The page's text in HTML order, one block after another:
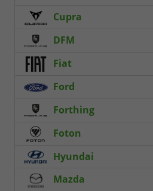
Cupra
DFM
Fiat
Ford
Forthing
Foton
Hyundai
Mazda